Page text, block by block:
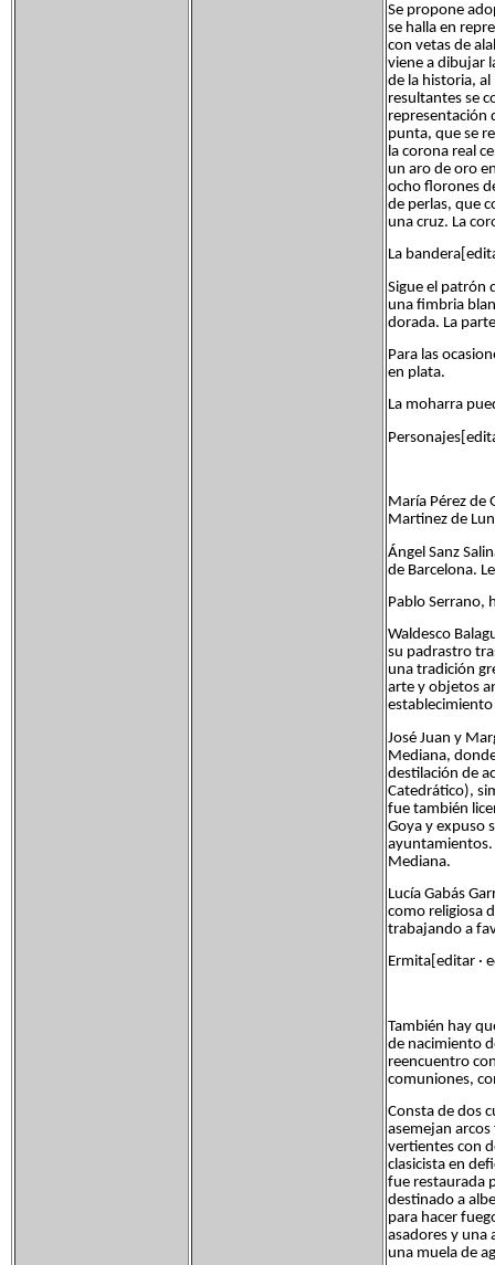
Se propone
se halla en
con vetas de
viene a dibujar
de la historia, al
resultantes se
representación
punta, que se
la corona real
un aro de oro
ocho florones
de perlas, que
una cruz. La
La
Sigue el patrón
una fimbria
dorada. La
Para las
en plata.
La moharra
María Pérez de
Martinez de
Ángel Sanz
de Barcelona.
Pablo Serrano,
Waldesco
su padrastro
una tradición
arte y objetos
José Juan y
Mediana,
destilación de
Catedrático),
fue también
Goya y expuso
ayuntamientos.
Mediana.
Lucía Gabás
como religiosa
trabajando a
Ermita[editar ·
También hay
de nacimiento
reencuentro
comuniones,
Consta de dos
asemejan
vertientes con
clasicista en
fue restaurada
destinado a
para hacer
asadores y una
una muela de